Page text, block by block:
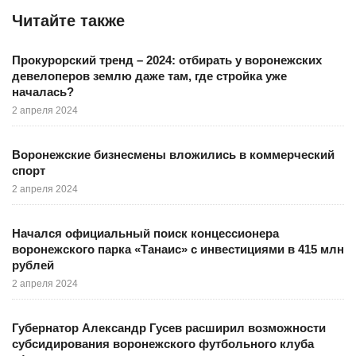
Читайте также
Прокурорский тренд – 2024: отбирать у воронежских
девелоперов землю даже там, где стройка уже
началась?
2 апреля 2024
Воронежские бизнесмены вложились в коммерческий
спорт
2 апреля 2024
Начался официальный поиск концессионера
воронежского парка «Танаис» с инвестициями в 415 млн
рублей
2 апреля 2024
Губернатор Александр Гусев расширил возможности
субсидирования воронежского футбольного клуба